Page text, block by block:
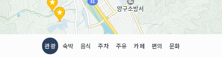
관광 숙박 음식 주차 주유 카페 편의 문화